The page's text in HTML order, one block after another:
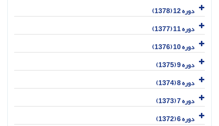
دوره 12 (1378)
دوره 11 (1377)
دوره 10 (1376)
دوره 9 (1375)
دوره 8 (1374)
دوره 7 (1373)
دوره 6 (1372)